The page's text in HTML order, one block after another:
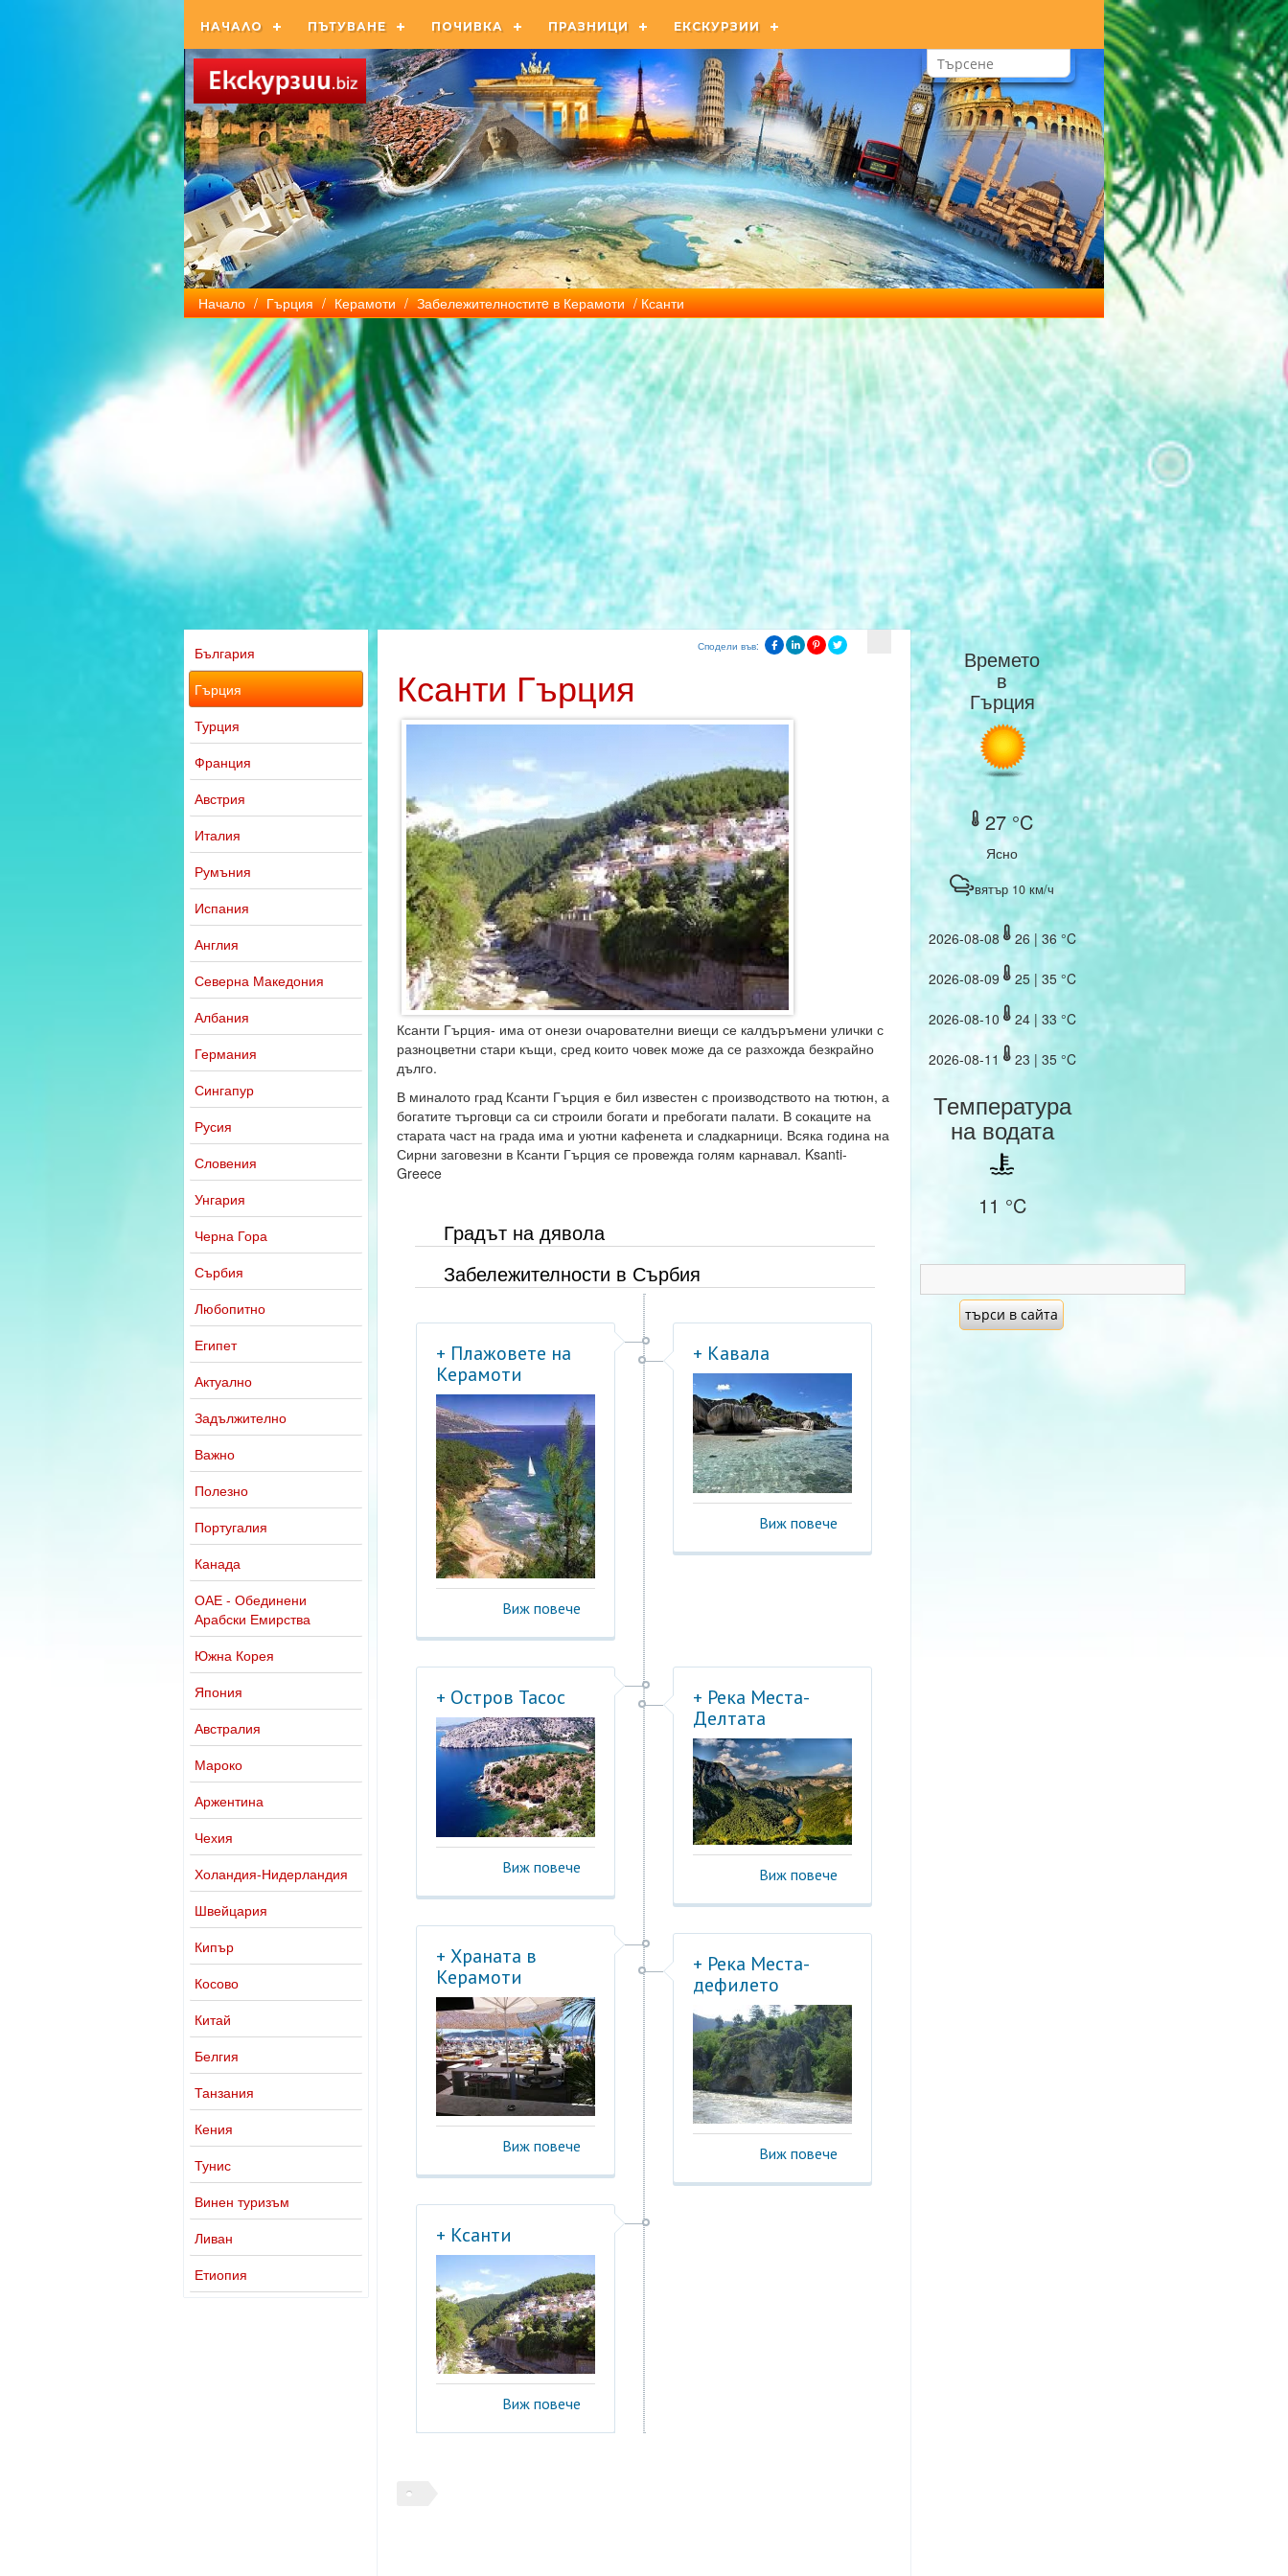
НАЧАЛО ПЪТУВАНЕ ПОЧИВКА ПРАЗНИЦИ ЕКСКУРЗИИ
Начало / Гърция / Керамоти / Забележителноститe в Керамоти / Ксанти
България
Гърция
Турция
Франция
Австрия
Италия
Румъния
Испания
Англия
Северна Македония
Албания
Германия
Сингапур
Русия
Словения
Унгария
Черна Гора
Сърбия
Любопитно
Египет
Актуално
Задължително
Важно
Полезно
Португалия
Канада
ОАЕ - Обединени
Арабски Емирства
Южна Корея
Япония
Австралия
Мароко
Аржентина
Чехия
Холандия-Нидерландия
Швейцария
Кипър
Косово
Китай
Белгия
Танзания
Кения
Тунис
Винен туризъм
Ливан
Етиопия
Сподели във:
Ксанти Гърция
Ксанти Гърция- има от онези очарователни виещи се калдъръмени улички с
разноцветни стари къщи, сред които човек може да се разхожда безкрайно
дълго.
В миналото град Ксанти Гърция е бил известен с производството на тютюн, а
богатите търговци са си строили богати и пребогати палати. В сокаците на
старата част на града има и уютни кафенета и сладкарници. Всяка година на
Сирни заговезни в Ксанти Гърция се провежда голям карнавал. Ksanti-
Greece
Градът на дявола
Забележителности в Сърбия
+ Плажовете на
Керамоти
Виж повече
+ Кавала
Виж повече
+ Остров Тасос
Виж повече
+ Река Места-
Делтата
Виж повече
+ Храната в
Керамоти
Виж повече
+ Река Места-
дефилето
Виж повече
+ Ксанти
Виж повече
Времето
в
Гърция
27 °C
Ясно
вятър 10 км/ч
2026-08-08 26 | 36 °C
2026-08-09 25 | 35 °C
2026-08-10 24 | 33 °C
2026-08-11 23 | 35 °C
Температура
на водата
11 °C